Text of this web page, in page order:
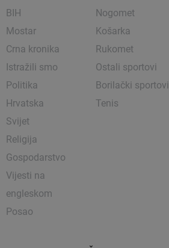
BIH
Mostar
Crna kronika
Istražili smo
Politika
Hrvatska
Svijet
Religija
Gospodarstvo
Vijesti na
engleskom
Posao
Nogomet
Košarka
Rukomet
Ostali sportovi
Borilački sportovi
Tenis